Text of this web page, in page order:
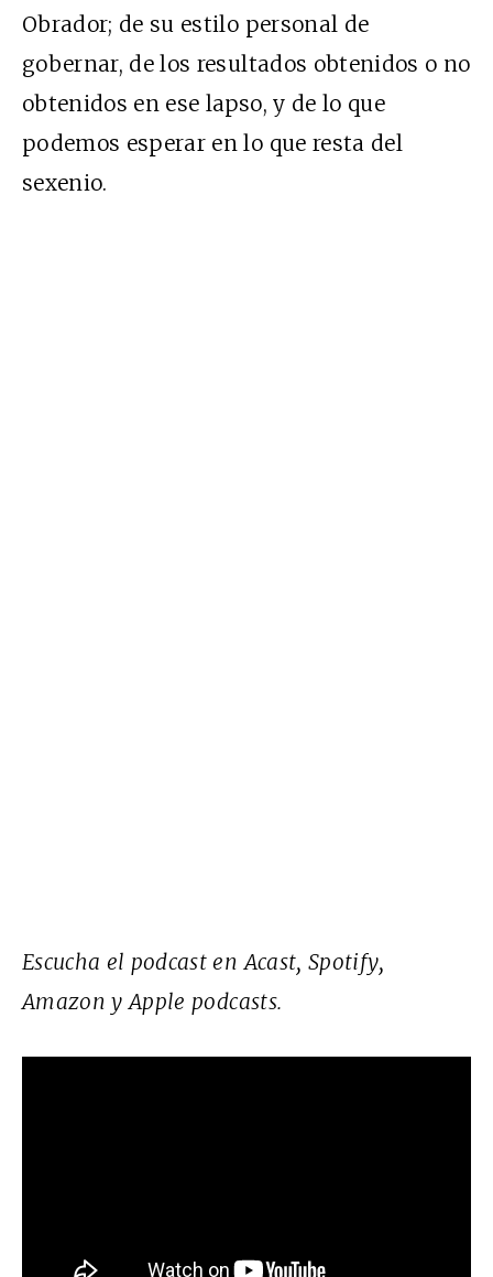
Obrador; de su estilo personal de
gobernar, de los resultados obtenidos o no
obtenidos en ese lapso, y de lo que
podemos esperar en lo que resta del
sexenio.
Escucha el podcast enAcast, Spotify,
Amazon yApple podcasts.